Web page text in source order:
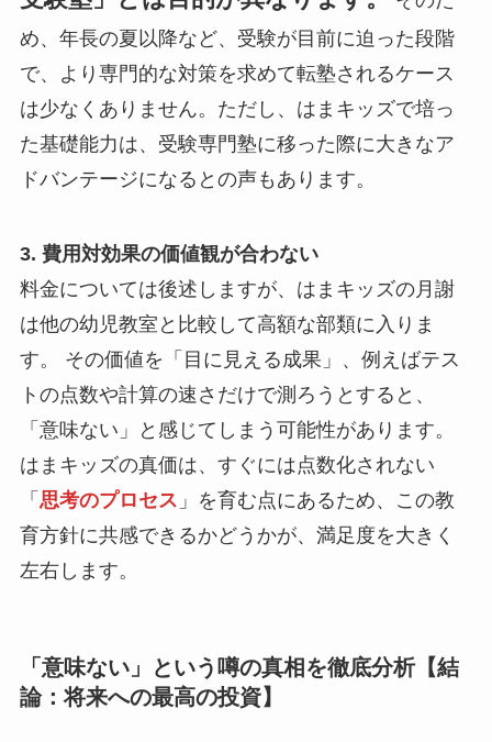
め、年長の夏以降など、受験が目前に迫った段階
で、より専門的な対策を求めて転塾されるケース
は少なくありません。ただし、はまキッズで培っ
た基礎能力は、受験専門塾に移った際に大きなア
ドバンテージになるとの声もあります。
3. 費用対効果の価値観が合わない
料金については後述しますが、はまキッズの月謝
は他の幼児教室と比較して高額な部類に入りま
す。 その価値を「目に見える成果」、例えばテス
トの点数や計算の速さだけで測ろうとすると、
「意味ない」と感じてしまう可能性があります。
はまキッズの真価は、すぐには点数化されない
「 思考のプロセス 」を育む点にあるため、この教
育方針に共感できるかどうかが、満足度を大きく
左右します。
「意味ない」という噂の真相を徹底分析【結
論：将来への最高の投資】